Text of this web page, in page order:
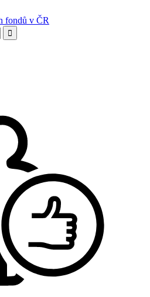
fondů v ČR